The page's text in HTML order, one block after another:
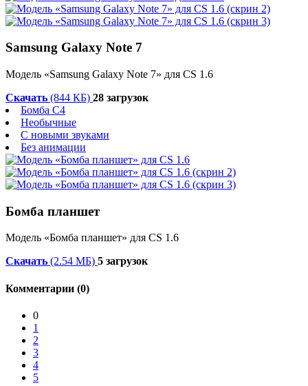
Samsung Galaxy Note 7
Модель «Samsung Galaxy Note 7» для CS 1.6
Скачать (844 КБ) 28 загрузок
Бомба C4
Необычные
С новыми звуками
Без анимации
Бомба планшет
Модель «Бомба планшет» для CS 1.6
Скачать (2.54 МБ) 5 загрузок
Комментарии (0)
0
1
2
3
4
5